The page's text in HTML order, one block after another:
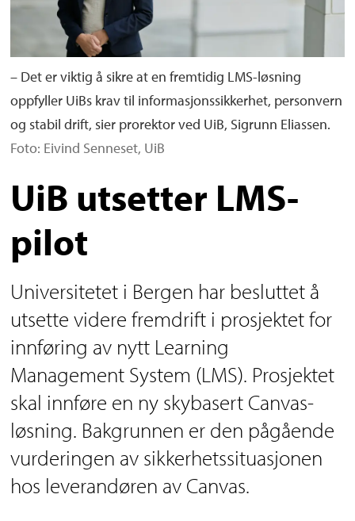
– Det er viktig å sikre at en fremtidig LMS-løsning
oppfyller UiBs krav til informasjonssikkerhet, personvern
og stabil drift, sier prorektor ved UiB, Sigrunn Eliassen.
Foto: Eivind Senneset, UiB
UiB utsetter LMS-
pilot
Universitetet i Bergen har besluttet å
utsette videre fremdrift i prosjektet for
innføring av nytt Learning
Management System (LMS). Prosjektet
skal innføre en ny skybasert Canvas-
løsning. Bakgrunnen er den pågående
vurderingen av sikkerhetssituasjonen
hos leverandøren av Canvas.